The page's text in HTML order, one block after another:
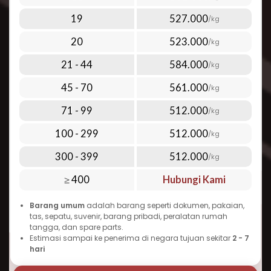
Di bawah 1 kg: mulai dari Rp 1.760.000,-
Di atas 100 kg: mulai dari Rp 512.000,- per kg
Lihat harga lengkap terbaru melalui tabel
tarif pengiriman yang ada di halaman
Perlu diingat bahwa biaya kirim paket ke
berat, dimensi, jenis barang, dan layanan
tambahan yang dipilih. Semakin banyak
barang yang Anda kirim sekaligus, semakin
ekonomis tarif per kilogramnya. Inilah yang
menjadikan Repack.id pilihan terbaik untuk
cara kirim paket murah ke Jamaica tanpa
mengorbankan kualitas dan kecepatan.
Waktu Pengiriman Paket ke
Jamaica yang Dapat Diandalkan
Salah satu pertanyaan umum seputar
pengiriman ke Jamaica adalah “berapa lama
19 527.000/kg
20 523.000/kg
21 - 44 584.000/kg
45 - 70 561.000/kg
71 - 99 512.000/kg
100 - 299 512.000/kg
300 - 399 512.000/kg
≥ 400 Hubungi Kami
Barang umum adalah barang seperti dokumen, pakaian,
tas, sepatu, suvenir, barang pribadi, peralatan rumah
tangga, dan spare parts.
Estimasi sampai ke penerima di negara tujuan sekitar 2 - 7
hari